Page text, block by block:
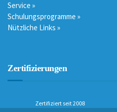
Service »
Schulungsprogramme »
Nützliche Links »
Zertifizierungen
Zertifiziert seit 2008